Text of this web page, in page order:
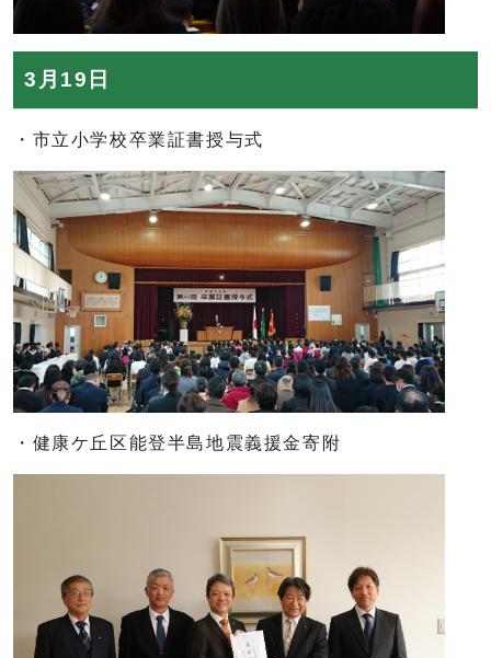
3月19日
・市立小学校卒業証書授与式
・健康ケ丘区能登半島地震義援金寄附